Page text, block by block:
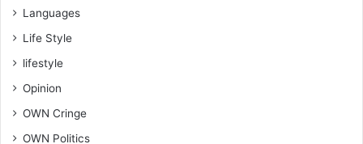
Languages
Life Style
lifestyle
Opinion
OWN Cringe
OWN Politics